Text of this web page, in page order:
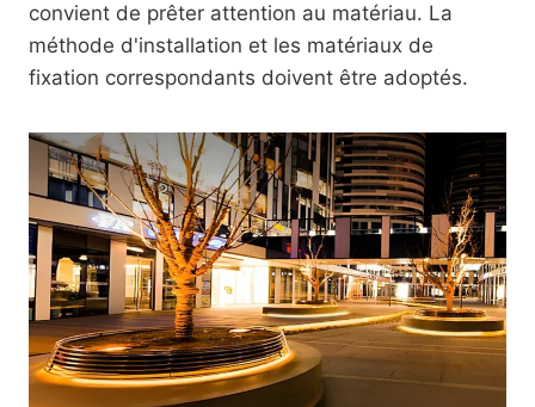
convient de prêter attention au matériau. La
méthode d'installation et les matériaux de
fixation correspondants doivent être adoptés.